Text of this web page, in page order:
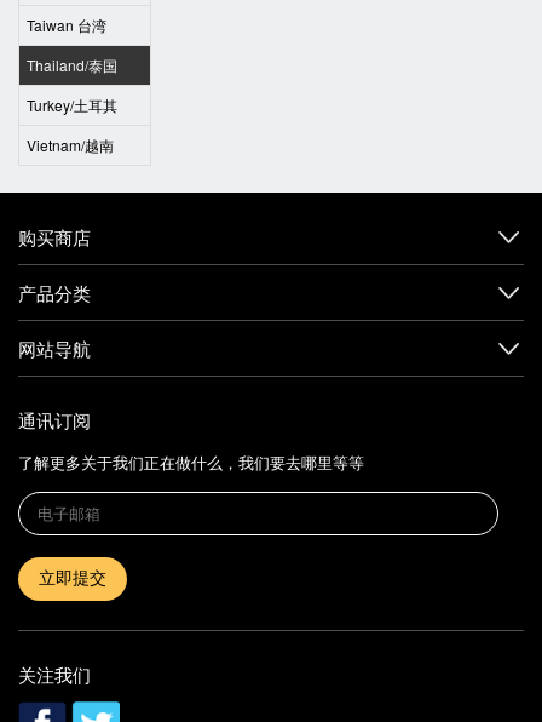
Taiwan 台湾
Thailand/泰国
Turkey/土耳其
Vietnam/越南
购买商店
产品分类
网站导航
通讯订阅
了解更多关于我们正在做什么，我们要去哪里等等
立即提交
关注我们